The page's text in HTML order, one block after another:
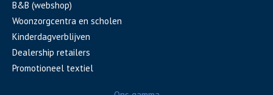
B&B (webshop)
Woonzorgcentra en scholen
Kinderdagverblijven
Dealership retailers
Promotioneel textiel